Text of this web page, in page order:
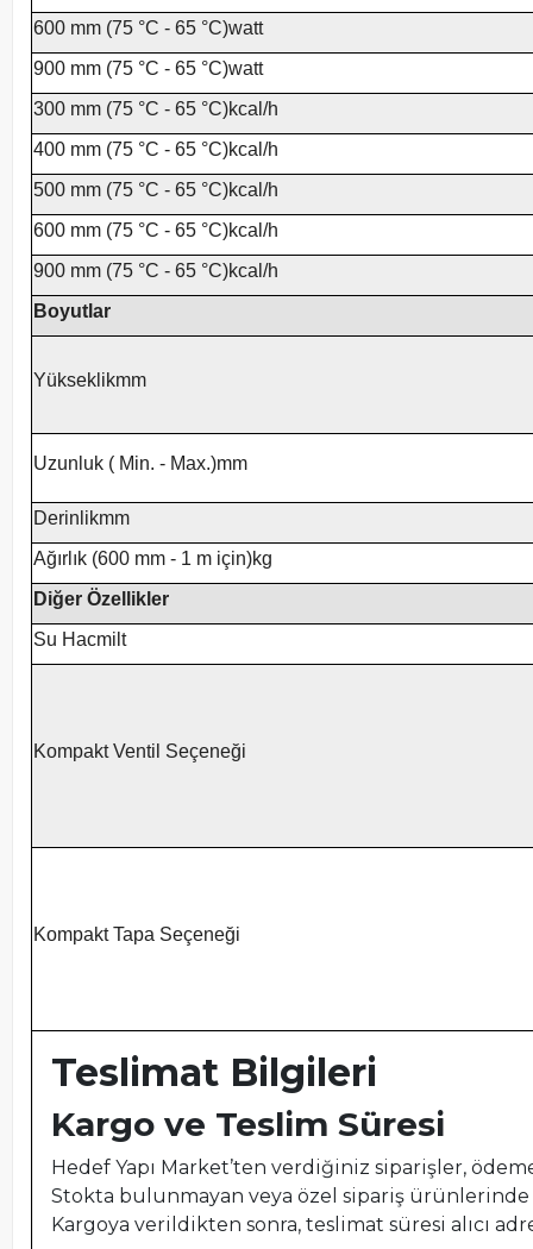
600 mm (75 °C - 65 °C)watt
900 mm (75 °C - 65 °C)watt
300 mm (75 °C - 65 °C)kcal/h
400 mm (75 °C - 65 °C)kcal/h
500 mm (75 °C - 65 °C)kcal/h
600 mm (75 °C - 65 °C)kcal/h
900 mm (75 °C - 65 °C)kcal/h
Boyutlar
Yükseklikmm
Uzunluk ( Min. - Max.)mm
Derinlikmm
Ağırlık (600 mm - 1 m için)kg
Diğer Özellikler
Su Hacmilt
Kompakt Ventil Seçeneği
Kompakt Tapa Seçeneği
Teslimat Bilgileri
Kargo ve Teslim Süresi
Hedef Yapı Market’ten verdiğiniz siparişler,
Stokta bulunmayan veya özel sipariş
Kargoya verildikten sonra, teslimat süresi alıcı